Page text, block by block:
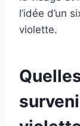
l’idée d’un
violette.